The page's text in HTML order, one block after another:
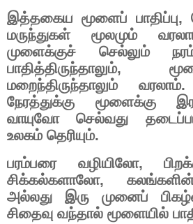
இத்தகைய மூளைப் பாதிப்பு,
மருந்துகள்
மூலமும்
முளைக்குச்
செல்லும்
பாதித்திருந்தாலும்,
மறைந்திருந்தாலும்
வரலாம்
நேரத்துக்கு
மூளைக்கு
வாயுவோ
செல்வது
உலகம் தெரியும்.
பரம்பரை
வழியிலோ,
சிக்கல்களாலோ,
அல்லது
இரு முனைப்
சிதைவு வந்தால் மூளையில்